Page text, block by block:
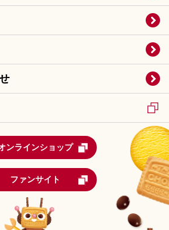
ンラインショップ
ファンサイト